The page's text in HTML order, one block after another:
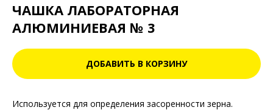
ЧАШКА ЛАБОРАТОРНАЯ
АЛЮМИНИЕВАЯ № 3
ДОБАВИТЬ В КОРЗИНУ
Используется для определения засоренности зерна.